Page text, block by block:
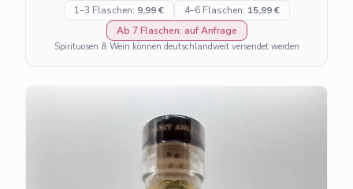
1–3 Flaschen: 9,99 € 4–6 Flaschen: 15,99 €
Ab 7 Flaschen: auf Anfrage
Spirituosen & Wein können deutschlandweit versendet werden